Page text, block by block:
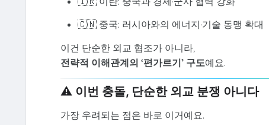
🇨🇳 중국: 러시아와의 에너지·기술 동맹 확대
이건 단순한 외교 협조가 아니라,
전략적 이해관계의 ‘편가르기’ 구도예요.
⚠️ 이번 충돌, 단순한 외교 분쟁 아니다
가장 우려되는 점은 바로 이거예요.